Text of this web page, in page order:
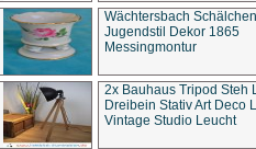
Wächtersbach Schälchen
Jugendstil Dekor 1865
Messingmontur
2x Bauhaus Tripod Steh
Dreibein Stativ Art Deco
Vintage Studio Leucht